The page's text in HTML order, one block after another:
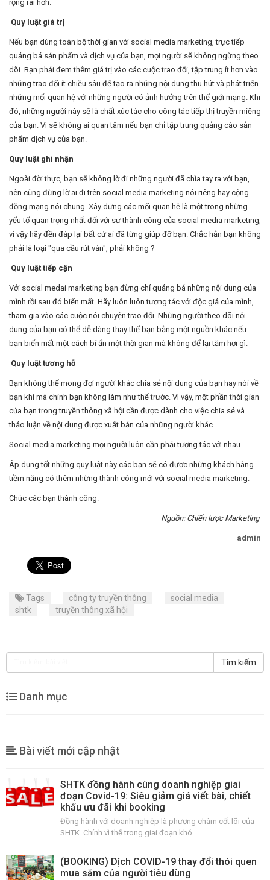
rộng rãi hơn.
Quy luật giá trị
Nếu bạn dùng toàn bộ thời gian với social media marketing, trực tiếp
quảng bá sản phẩm và dịch vụ của bạn, mọi người sẽ không ngừng theo
dõi. Bạn phải đem thêm giá trị vào các cuộc trao đổi, tập trung ít hơn vào
những trao đổi ít chiều sâu để tạo ra những nội dung thu hút và phát triển
những mối quan hệ với những người có ảnh hưởng trên thế giới mạng. Khi
đó, những người này sẽ là chất xúc tác cho công tác tiếp thị truyền miệng
của bạn. Vì sẽ không ai quan tâm nếu bạn chỉ tập trung quảng cáo sản
phẩm dịch vụ của bạn.
Quy luật ghi nhận
Ngoài đời thực, bạn sẽ không lờ đi những người đã chìa tay ra với bạn,
nên cũng đừng lờ ai đi trên social media marketing nói riêng hay cộng
đồng mạng nói chung. Xây dựng các mối quan hệ là một trong những
yếu tố quan trọng nhất đối với sự thành công của social media marketing,
vì vậy hãy đền đáp lại bất cứ ai đã từng giúp đỡ bạn. Chắc hẳn bạn không
phải là loại "qua cầu rút ván", phải không ?
Quy luật tiếp cận
Với social medai marketing bạn đừng chỉ quảng bá những nội dung của
mình rồi sau đó biến mất. Hãy luôn luôn tương tác với độc giả của mình,
tham gia vào các cuộc nói chuyện trao đổi. Những người theo dõi nội
dung của bạn có thể dễ dàng thay thế bạn bằng một nguồn khác nếu
bạn biến mất một cách bí ẩn một thời gian mà không để lại tăm hơi gì.
Quy luật tương hỗ
Bạn không thể mong đợi người khác chia sẻ nội dung của bạn hay nói về
bạn khi mà chính bạn không làm như thế trước. Vì vậy, một phần thời gian
của bạn trong truyền thông xã hội cần được dành cho việc chia sẻ và
thảo luận về nội dung được xuất bản của những người khác.
Social media marketing mọi người luôn cần phải tương tác với nhau.
Áp dụng tốt những quy luật này các bạn sẽ có được những khách hàng
tiềm năng có thêm những thành công mới với social media marketing.
Chúc các bạn thành công.
Nguồn: Chiến lược Marketing
admin
Tags công ty truyền thông
social media
shtk
truyền thông xã hội
Tìm kiếm
Danh mục
Bài viết mới cập nhật
SHTK đồng hành cùng doanh nghiệp giai
đoạn Covid-19: Siêu giảm giá viết bài, chiết
khấu ưu đãi khi booking
Đồng hành với doanh nghiệp là phương châm cốt lõi của
SHTK. Chính vì thế trong giai đoạn khó...
(BOOKING) Dịch COVID-19 thay đổi thói quen
mua sắm của người tiêu dùng